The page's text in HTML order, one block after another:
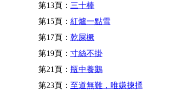
第13頁： 三十棒
第15頁： 紅爐一點雪
第17頁： 乾屎橛
第19頁： 寸絲不掛
第21頁： 瓶中養鵝
第23頁： 至道無難，唯嫌揀擇